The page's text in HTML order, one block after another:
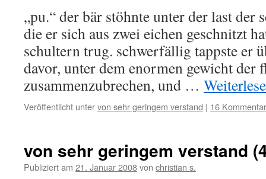
„pu.“ der bär stöhnte unter der last der
die er sich aus zwei eichen geschnitzt
schultern trug. schwerfällig tappste er
davor, unter dem enormen gewicht der
zusammenzubrechen, und …
Veröffentlicht untervon sehr geringem verstand | 16
von sehr geringem verstand
Publiziert am 21. Januar 2008von christian s.